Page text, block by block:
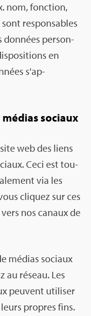
nom, fonc­tion,
res­pon­sables
don­nées per­son­
en
s'ap­
médias sociaux
web des liens
Ceci est tou­
via les
cli­quez sur ces
nos canaux de
médias sociaux
au réseau. Les
peuvent uti­li­ser
propres fins.